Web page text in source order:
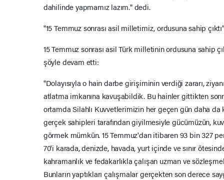
dahilinde yapmamız lazım." dedi.
"15 Temmuz sonrası asil milletimiz, ordusuna sahip çıktı"
15 Temmuz sonrası asil Türk milletinin ordusuna sahip
şöyle devam etti:
"Dolayısıyla o hain darbe girişiminin verdiği zararı,
atlatma imkanına kavuşabildik. Bu hainler gittikten
ortamda Silahlı Kuvvetlerimizin her geçen gün daha da
gerçek sahipleri tarafından giyilmesiyle gücümüzün,
görmek mümkün. 15 Temmuz'dan itibaren 93 bin 327
70'i karada, denizde, havada, yurt içinde ve sınır
kahramanlık ve fedakarlıkla çalışan uzman ve
Bunların yaptıkları çalışmalar gerçekten son derece